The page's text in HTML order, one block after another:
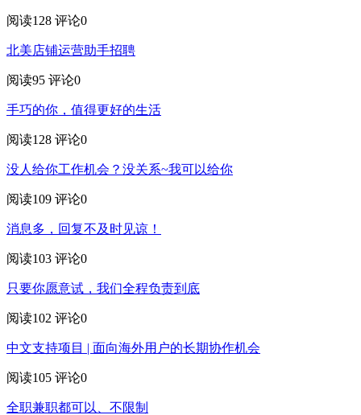
阅读128 评论0
北美店铺运营助手招聘
阅读95 评论0
手巧的你，值得更好的生活
阅读128 评论0
没人给你工作机会？没关系~我可以给你
阅读109 评论0
消息多，回复不及时见谅！
阅读103 评论0
只要你愿意试，我们全程负责到底
阅读102 评论0
中文支持项目 | 面向海外用户的长期协作机会
阅读105 评论0
全职兼职都可以、不限制